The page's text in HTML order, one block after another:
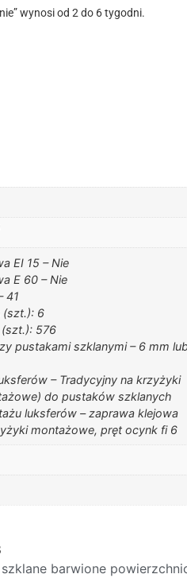
wynosi od 2 do 6 tygodni.
EI 15 – Nie
E 60 – Nie
41
(szt.): 6
576
pustakami szklanymi – 6 mm
– Tradycyjny na krzyżyki
do pustaków szklanych
luksferów – zaprawa klejowa
montażowe, pręt ocynk fi 6
barwione